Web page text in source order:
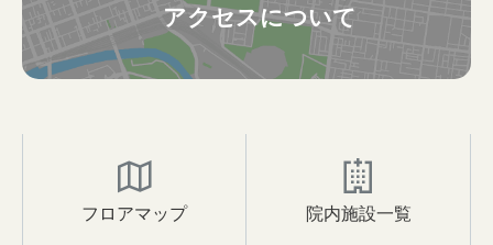
アクセスについて
フロアマップ 院内施設一覧